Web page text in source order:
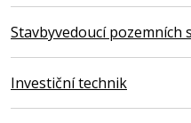
Stavbyvedoucí pozemních
Investiční technik